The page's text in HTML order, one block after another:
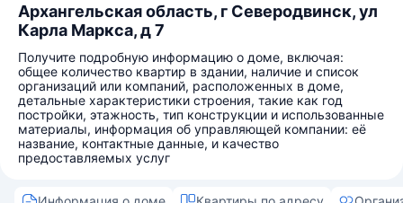
Архангельская область, г Северодвинск, ул
Карла Маркса, д 7
Получите подробную информацию о доме, включая:
общее количество квартир в здании, наличие и список
организаций или компаний, расположенных в доме,
детальные характеристики строения, такие как год
постройки, этажность, тип конструкции и использованные
материалы, информация об управляющей компании: её
название, контактные данные, и качество
предоставляемых услуг